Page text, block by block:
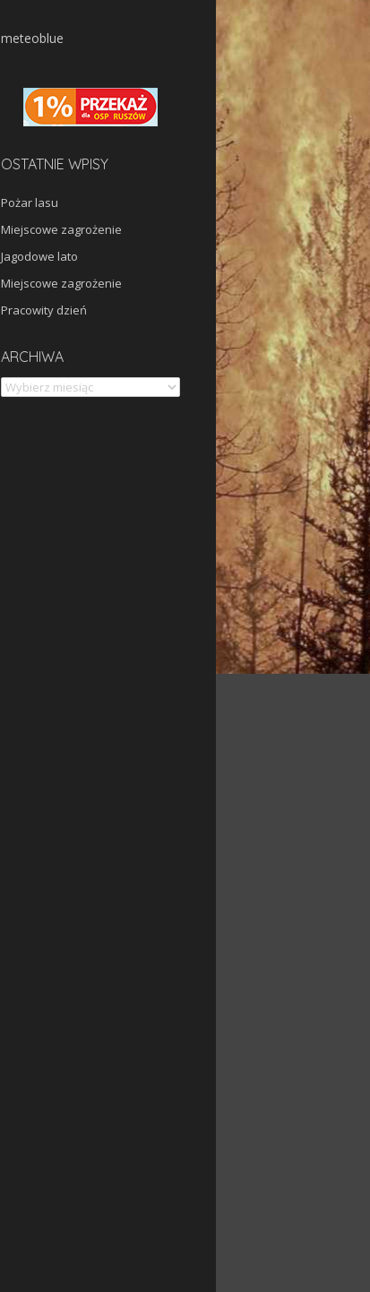
meteoblue
OSTATNIE WPISY
Pożar lasu
Miejscowe zagrożenie
Jagodowe lato
Miejscowe zagrożenie
Pracowity dzień
ARCHIWA
Archiwa